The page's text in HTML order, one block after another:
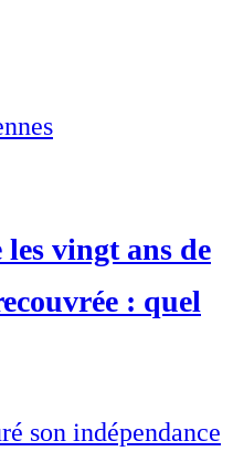
vingt ans de
: quel
son indépendance